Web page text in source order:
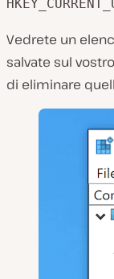
Vedrete un
salvate sul
di eliminare